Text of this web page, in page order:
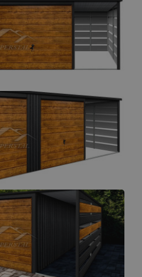
Funkcionalitás